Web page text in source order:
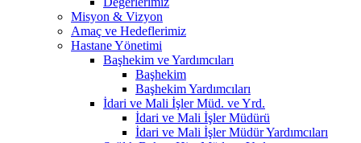
Misyon & Vizyon
Amaç ve Hedeflerimiz
Hastane Yönetimi
Başhekim ve Yardımcıları
Başhekim
Başhekim Yardımcıları
İdari ve Mali İşler Müd. ve Yrd.
İdari ve Mali İşler Müdürü
İdari ve Mali İşler Müdür Yardımcıları